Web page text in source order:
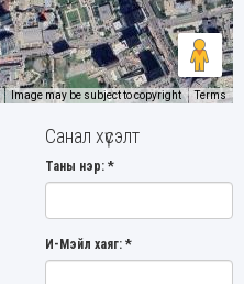
Image may be subject to copyright Terms
Санал хүсэлт
Таны нэр:*
И-Мэйл хаяг:*